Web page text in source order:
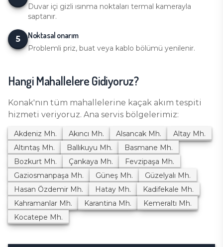
Duvar içi gizli ısınma noktaları termal kamerayla
saptanır.
5 Noktasal onarım
Problemli priz, buat veya kablo bölümü yenilenir.
Hangi Mahallelere Gidiyoruz?
Konak'nın tüm mahallelerine kaçak akım tespiti
hizmeti veriyoruz. Ana servis bölgelerimiz:
Akdeniz Mh. Akıncı Mh. Alsancak Mh. Altay Mh.
Altıntaş Mh. Ballıkuyu Mh. Basmane Mh.
Bozkurt Mh. Çankaya Mh. Fevzipaşa Mh.
Gaziosmanpaşa Mh. Güneş Mh. Güzelyalı Mh.
Hasan Özdemir Mh. Hatay Mh. Kadifekale Mh.
Kahramanlar Mh. Karantina Mh. Kemeraltı Mh.
Kocatepe Mh.